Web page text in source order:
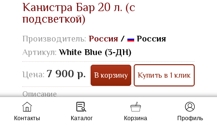
Канистра Бар 20 л. (с
подсветкой)
Производитель: Россия /
Россия
Артикул:White Blue (3-ДН)
Цена: 7 900 р. В корзину Купить в 1 клик
Описание
Канистра :20 литров
Материал :металл
Контакты Каталог Корзина Профиль